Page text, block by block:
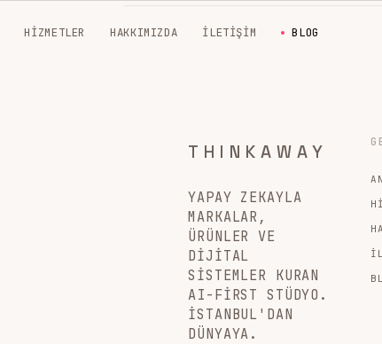
HIZMETLER HAKKIMIZDA İLETIŞIM BLOG
THINKAWAY
YAPAY ZEKAYLA
MARKALAR,
ÜRÜNLER VE
DIJITAL
SISTEMLER KURAN
AI-FIRST STÜDYO.
İSTANBUL'DAN
DÜNYAYA.